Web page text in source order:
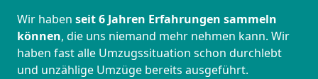
Wir haben seit6 Jahren Erfahrungen sammeln
können, die uns niemand mehr nehmen kann. Wir
haben fast alle Umzugssituation schon durchlebt
und unzählige Umzüge bereits ausgeführt.